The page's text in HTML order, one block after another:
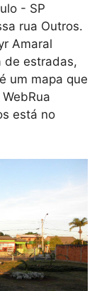
- SP
rua Outros.
Amaral
de estradas,
um mapa que
está no